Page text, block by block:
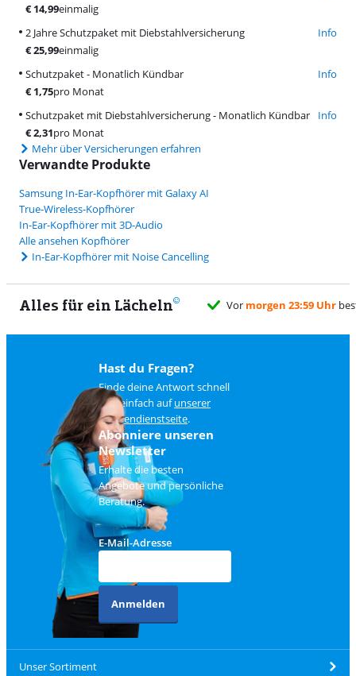
€14,99einmalig
2 Jahre Schutzpaket mit Diebstahlversicherung
Info
€25,99einmalig
Schutzpaket - Monatlich Kündbar
Info
€1,75pro Monat
Schutzpaket mit Diebstahlversicherung - Monatlich Kündbar
Info
€2,31pro Monat
Mehr über Versicherungen erfahren
Verwandte Produkte
Samsung In-Ear-Kopfhörer mit Galaxy AI
True-Wireless-Kopfhörer
In-Ear-Kopfhörer mit 3D-Audio
Alle ansehen Kopfhörer
In-Ear-Kopfhörer mit Noise Cancelling
Alles für ein Lächeln
Hast du Fragen?
Finde deine Antwort schnell
und einfach aufunserer
Kundendienstseite.
Abonniere unseren
Newsletter
Erhalte die besten
Angebote und persönliche
Beratung.
E-Mail-Adresse
Anmelden
Unser Sortiment